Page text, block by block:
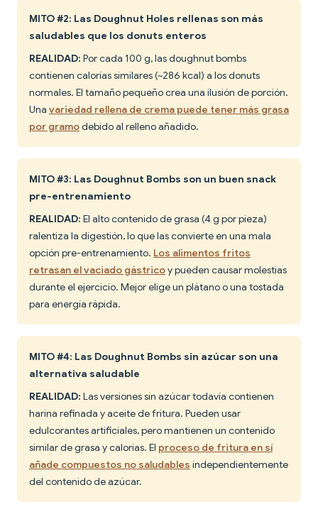
MITO #2: Las Doughnut Holes rellenas son más
saludables que los donuts enteros
REALIDAD: Por cada 100 g, las doughnut bombs
contienen calorías similares (~286 kcal) a los donuts
normales. El tamaño pequeño crea una ilusión de porción.
Una variedad rellena de crema puede tener más grasa
por gramodebido al relleno añadido.
MITO #3: Las Doughnut Bombs son un buen snack
pre-entrenamiento
REALIDAD: El alto contenido de grasa (4 g por pieza)
ralentiza la digestión, lo que las convierte en una mala
opción pre-entrenamiento. Los alimentos fritos
retrasan el vaciado gástricoy pueden causar molestias
durante el ejercicio. Mejor elige un plátano o una tostada
para energía rápida.
MITO #4: Las Doughnut Bombs sin azúcar son una
alternativa saludable
REALIDAD: Las versiones sin azúcar todavía contienen
harina refinada y aceite de fritura. Pueden usar
edulcorantes artificiales, pero mantienen un contenido
similar de grasa y calorías. El proceso de fritura en sí
añade compuestos no saludables independientemente
del contenido de azúcar.